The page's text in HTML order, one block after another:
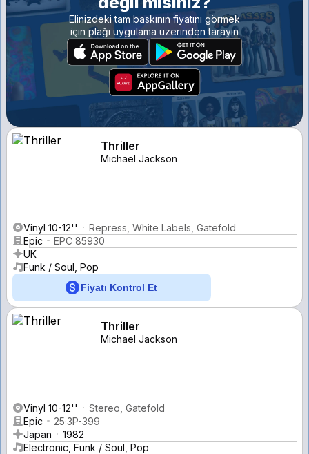
Elinizdeki tam baskının fiyatını görmek
için plağı uygulama üzerinden tarayın
Thriller
Michael Jackson
Vinyl 10-12''
Repress, White Labels, Gatefold
Epic
EPC 85930
UK
Funk / Soul, Pop
Fiyatı Kontrol Et
Thriller
Michael Jackson
Vinyl 10-12''
Stereo, Gatefold
Epic
25·3P-399
Japan
1982
Electronic, Funk / Soul, Pop